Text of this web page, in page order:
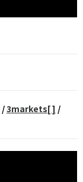
/3markets[ ] /